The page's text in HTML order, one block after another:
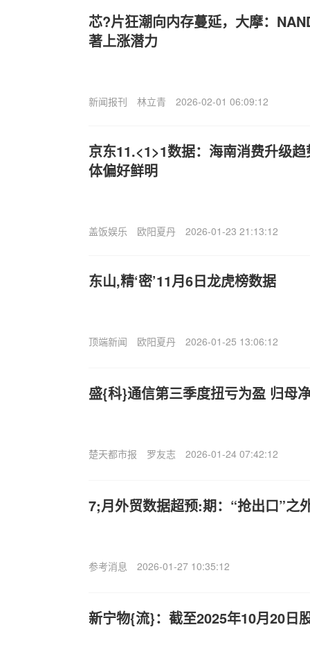
芯?片狂潮向内存蔓延，大摩：
著上涨潜力
新闻报刊 林立青 2026-02-01 06:09:12
京东11.<1>1数据：海南消费升级
体偏好鲜明
盖饭娱乐 欧阳夏丹 2026-01-23 21:13:12
东山,精‘密’11月6日龙虎榜数据
顶端新闻 欧阳夏丹 2026-01-25 13:06:12
盛{科}通信第三季度扭亏为盈 归母
楚天都市报 罗友志 2026-01-24 07:42:12
7;月外贸数据超预:期：“抢出口”之
参考消息 2026-01-27 10:35:12
新宁物{流}：截至2025年10月20日